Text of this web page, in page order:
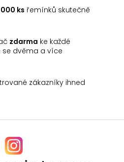
000 ks řemínků skutečně
zdarma ke každé
dvěma a více
zákazníky ihned